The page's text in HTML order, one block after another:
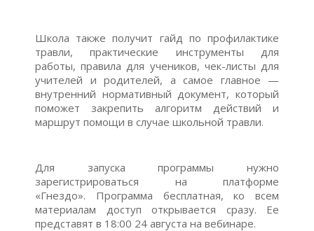
Школа также получит гайд по профилактике
травли, практические инструменты для
работы, правила для учеников, чек-листы для
учителей и родителей, а самое главное —
внутренний нормативный документ, который
поможет закрепить алгоритм действий и
маршрут помощи в случае школьной травли.
Для запуска программы нужно
зарегистрироваться на платформе
«Гнездо». Программа бесплатная, ко всем
материалам доступ открывается сразу. Ее
представят в 18:00 24 августа на вебинаре.